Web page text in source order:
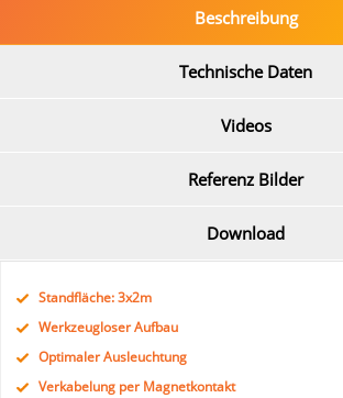
Beschreibung
Technische Daten
Videos
Referenz Bilder
Download
Standfläche: 3x2m
Werkzeugloser Aufbau
Optimaler Ausleuchtung
Verkabelung per Magnetkontakt